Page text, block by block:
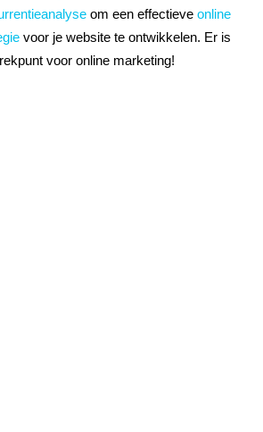
om een effectieve online
voor je website te ontwikkelen. Er is
voor online marketing!